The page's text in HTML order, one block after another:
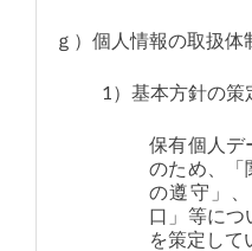
ｇ）個人情報の取扱
1）基本方針の策
保有個人デ
のため、「
の遵守」
口」等につ
を策定して